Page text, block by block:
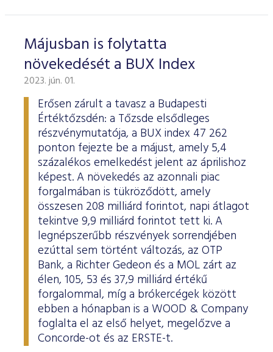
Májusban is folytatta
növekedését a BUX Index
2023. jún. 01.
Erősen zárult a tavasz a Budapesti
Értéktőzsdén: a Tőzsde elsődleges
részvénymutatója, a BUX index 47 262
ponton fejezte be a májust, amely 5,4
százalékos emelkedést jelent az áprilishoz
képest. A növekedés az azonnali piac
forgalmában is tükröződött, amely
összesen 208 milliárd forintot, napi átlagot
tekintve 9,9 milliárd forintot tett ki. A
legnépszerűbb részvények sorrendjében
ezúttal sem történt változás, az OTP
Bank, a Richter Gedeon és a MOL zárt az
élen, 105, 53 és 37,9 milliárd értékű
forgalommal, míg a brókercégek között
ebben a hónapban is a WOOD & Company
foglalta el az első helyet, megelőzve a
Concorde-ot és az ERSTE-t.